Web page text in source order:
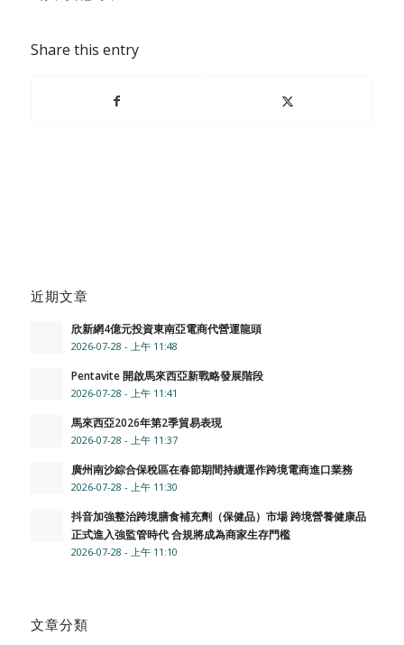
Share this entry
近期文章
欣新網4億元投資東南亞電商代營運龍頭
2026-07-28 - 上午 11:48
Pentavite 開啟馬來西亞新戰略發展階段
2026-07-28 - 上午 11:41
馬來西亞2026年第2季貿易表現
2026-07-28 - 上午 11:37
廣州南沙綜合保稅區在春節期間持續運作跨境電商進口業務
2026-07-28 - 上午 11:30
抖音加強整治跨境膳食補充劑（保健品）市場 跨境營養健康品
正式進入強監管時代 合規將成為商家生存門檻
2026-07-28 - 上午 11:10
文章分類